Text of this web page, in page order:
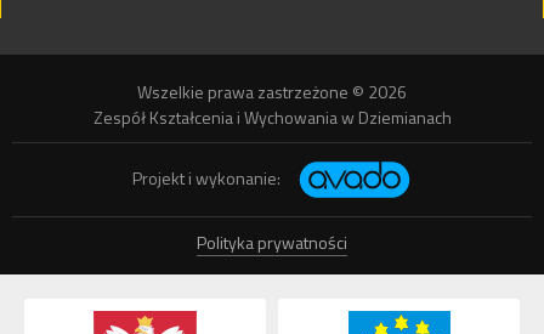
Wszelkie prawa zastrzeżone © 2026
Zespół Kształcenia i Wychowania w Dziemianach
Projekt i wykonanie:
Polityka prywatności